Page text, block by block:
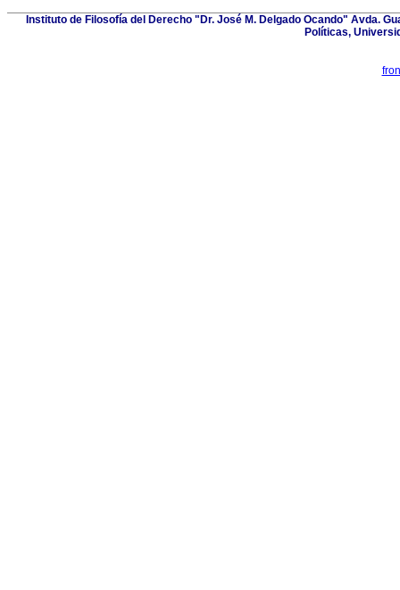
Instituto de Filosofía del Derecho "Dr. José M. Delgado Ocando" Avda.
Políticas,